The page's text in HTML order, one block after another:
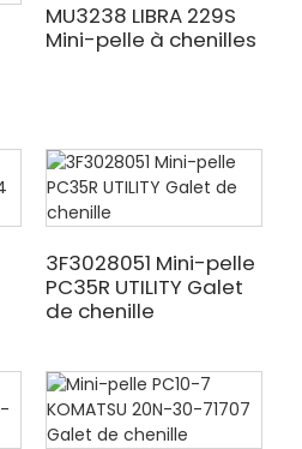
MU3238 LIBRA 229S
Mini-pelle à chenilles
3F3028051 Mini-pelle
PC35R UTILITY Galet
de chenille